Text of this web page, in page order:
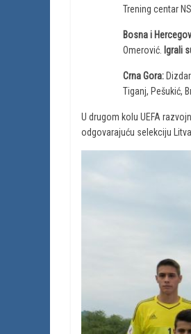
Trening centar
Bosna i
Omerović. Igrali
Crna Gora:
Tiganj, Pešukić,
U drugom kolu UEFA
odgovarajuću selekciju